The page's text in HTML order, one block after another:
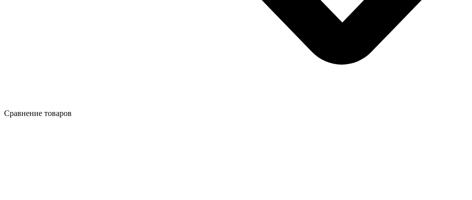
Сравнение товаров